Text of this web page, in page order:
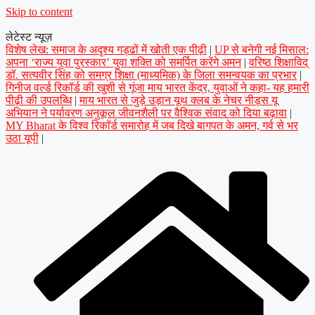
Skip to content
लेटेस्ट न्यूज़
विशेष लेख: समाज के अदृश्य गड्ढों में खोती एक पीढ़ी | UP से बनेगी नई मिसाल:
अपना ‘राज्य युवा पुरस्कार’ युवा शक्ति को समर्पित करेंगे अमन | वरिष्ठ शिक्षाविद्
डॉ. सत्यवीर सिंह को समग्र शिक्षा (माध्यमिक) के जिला समन्वयक का प्रभार |
गिनीज वर्ल्ड रिकॉर्ड की खुशी से गूंजा माय भारत केंद्र, युवाओं ने कहा- यह हमारी
पीढ़ी की उपलब्धि | माय भारत से जुड़े उड़ान यूथ क्लब के नेचर नीड्स यू
अभियान ने पर्यावरण अनुकूल जीवनशैली पर वैश्विक संवाद को दिया बढ़ावा |
MY Bharat के विश्व रिकॉर्ड समारोह में जब दिखे बागपत के अमन, गर्व से भर
उठा यूपी |